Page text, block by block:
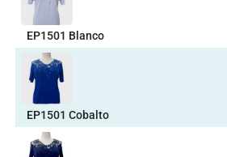
EP1501 Blanco
EP1501 Cobalto